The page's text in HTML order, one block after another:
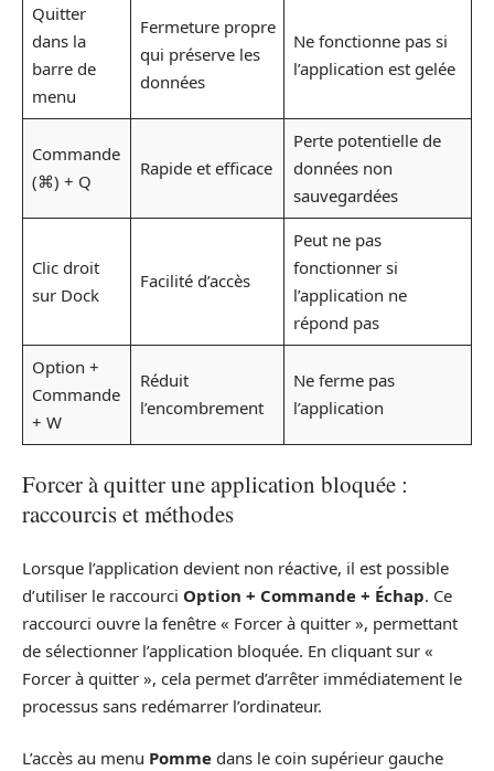
Quitter
dans la
barre de
menu
Fermeture propre
qui préserve les
données
Ne fonctionne pas si
l’application est gelée
Commande
(⌘) + Q
Rapide et efficace
Perte potentielle de
données non
sauvegardées
Clic droit
sur Dock
Facilité d’accès
Peut ne pas
fonctionner si
l’application ne
répond pas
Option +
Commande
+ W
Réduit
l’encombrement
Ne ferme pas
l’application
Forcer à quitter une application bloquée :
raccourcis et méthodes
Lorsque l’application devient non réactive, il est possible
d’utiliser le raccourci Option + Commande + Échap. Ce
raccourci ouvre la fenêtre « Forcer à quitter », permettant
de sélectionner l’application bloquée. En cliquant sur «
Forcer à quitter », cela permet d’arrêter immédiatement le
processus sans redémarrer l’ordinateur.
L’accès au menu Pomme dans le coin supérieur gauche